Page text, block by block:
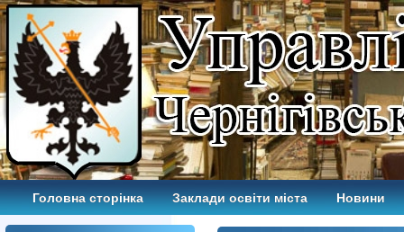
Головна сторінка Заклади освіти міста Новини